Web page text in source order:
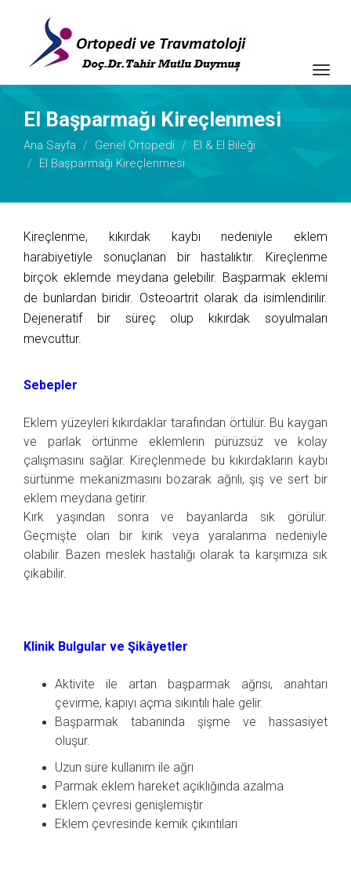
El Başparmağı Kireçlenmesi
Ana Sayfa Genel Ortopedi
El & El Bileği
El Başparmağı Kireçlenmesi
Kireçlenme, kıkırdak kaybı nedeniyle eklem
harabiyetiyle sonuçlanan bir hastalıktır. Kireçlenme
birçok eklemde meydana gelebilir. Başparmak eklemi
de bunlardan biridir. Osteoartrit olarak da isimlendirilir.
Dejeneratif bir süreç olup kıkırdak soyulmaları
mevcuttur.
Sebepler
Eklem yüzeyleri kıkırdaklar tarafından örtülür. Bu kaygan
ve parlak örtünme eklemlerin pürüzsüz ve kolay
çalışmasını sağlar. Kireçlenmede bu kıkırdakların kaybı
sürtünme mekanizmasını bozarak ağrılı, şiş ve sert bir
eklem meydana getirir.
Kırk yaşından sonra ve bayanlarda sık görülür.
Geçmişte olan bir kırık veya yaralanma nedeniyle
olabilir. Bazen meslek hastalığı olarak ta karşımıza sık
çıkabilir.
Klinik Bulgular ve Şikâyetler
Aktivite ile artan başparmak ağrısı, anahtarı
çevirme, kapıyı açma sıkıntılı hale gelir.
Başparmak tabanında şişme ve hassasiyet
oluşur.
Uzun süre kullanım ile ağrı
Parmak eklem hareket açıklığında azalma
Eklem çevresi genişlemiştir
Eklem çevresinde kemik çıkıntıları